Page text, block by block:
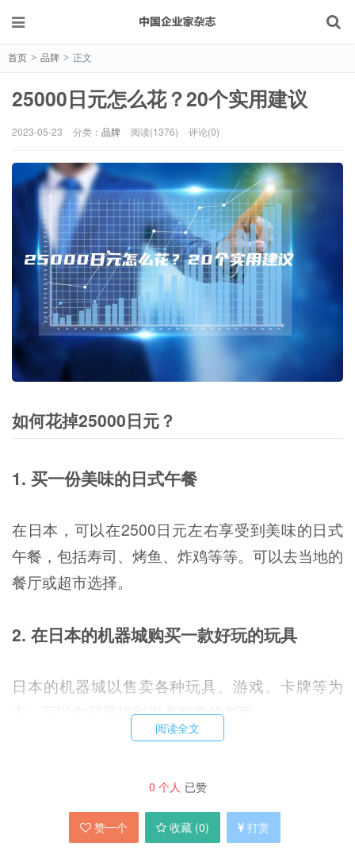
首页 > 品牌 > 正文
25000日元怎么花？20个实用建议
2023-05-23 分类： 品牌 阅读(1376) 评论(0)
如何花掉25000日元？
1. 买一份美味的日式午餐
在日本，可以在2500日元左右享受到美味的日式
午餐，包括寿司、烤鱼、炸鸡等等。可以去当地的
餐厅或超市选择。
2. 在日本的机器城购买一款好玩的玩具
日本的机器城以售卖各种玩具、游戏、卡牌等为
主，可以在那里找到很多有趣的东西。
日本有很多独特的零食，如薯片、糖果、饮料等
等，可以买一些回家品尝。
阅读全文
0 个人 已赞
赞一个 收藏 (0) 打赏